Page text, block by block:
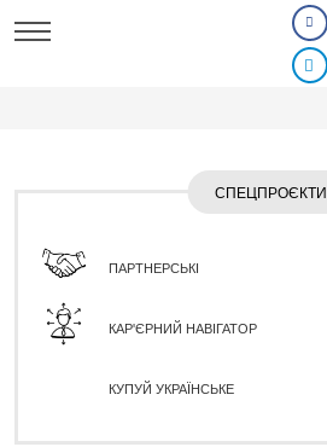
СПЕЦПРОЄКТИ
ПАРТНЕРСЬКІ
КАР'ЄРНИЙ НАВІГАТОР
КУПУЙ УКРАЇНСЬКЕ